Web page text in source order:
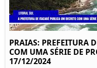
PRAIAS: PREFEITURA
COM UMA SÉRIE DE
17/12/2024